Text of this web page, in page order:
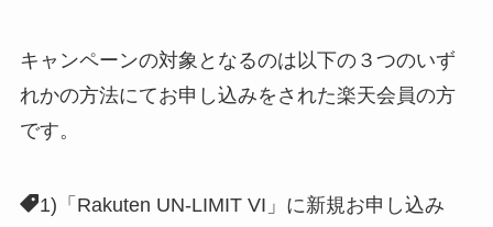
キャンペーンの対象となるのは以下の３つのいず
れかの方法にてお申し込みをされた楽天会員の方
です。
1)「Rakuten UN-LIMIT VI」に新規お申し込み